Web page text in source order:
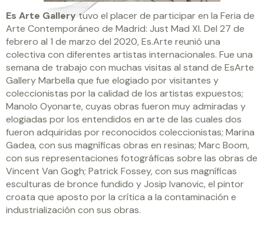
Es Arte Gallerytuvo el placer de participar en la Feria de
Arte Contemporáneo de Madrid: Just Mad XI. Del 27 de
febrero al 1 de marzo del 2020, Es.Arte reunió una
colectiva con diferentes artistas internacionales. Fue una
semana de trabajo con muchas visitas al stand de EsArte
Gallery Marbella que fue elogiado por visitantes y
coleccionistas por la calidad de los artistas expuestos;
Manolo Oyonarte, cuyas obras fueron muy admiradas y
elogiadas por los entendidos en arte de las cuales dos
fueron adquiridas por reconocidos coleccionistas; Marina
Gadea, con sus magníficas obras en resinas; Marc Boom,
con sus representaciones fotográficas sobre las obras de
Vincent Van Gogh; Patrick Fossey, con sus magníficas
esculturas de bronce fundido y Josip Ivanovic, el pintor
croata que aposto por la crítica a la contaminación e
industrialización con sus obras.